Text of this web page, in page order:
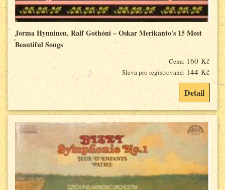
Jorma Hynninen, Ralf Gothóni – Oskar Merikanto's 15 Most
Beautiful Songs
Cena: 160 Kč
Sleva pro registrované: 144 Kč
Detail